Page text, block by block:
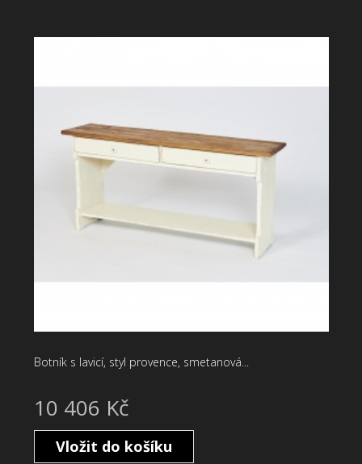
Botník s lavicí, styl provence, smetanová...
10 406 Kč
Vložit do košíku